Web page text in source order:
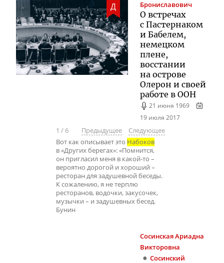
Д
Брониславович
О встречах
с Пастернаком
и Бабелем,
немецком
плене,
восстании
на острове
Олерон и своей
работе в ООН
21 июня 1969
19 июля 2017
1 / 6 Предыдущее
Следующее
Вот как описывает это Набоков
в «Других берегах»: «Помнится,
он пригласил меня в какой-то –
вероятно дорогой и хороший –
ресторан для задушевной беседы.
К сожалению, я не терплю
ресторанов, водочки, закусочек,
музычки – и задушевных бесед.
Бунин
СосинскаяАриадна
Викторовна
Сосинский